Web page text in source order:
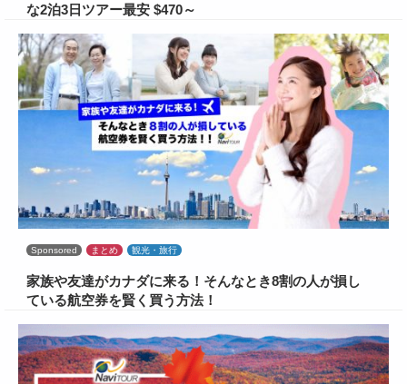
な2泊3日ツアー最安 $470～
Sponsored まとめ 観光・旅行
家族や友達がカナダに来る！そんなとき8割の人が損し
ている航空券を賢く買う方法！